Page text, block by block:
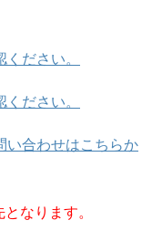
ださい。
ださい。
い合わせはこちらか
なります。